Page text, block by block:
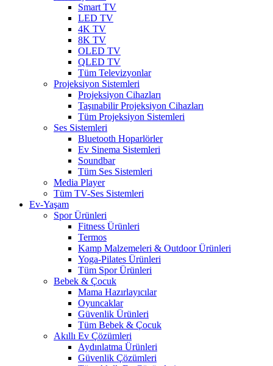
Smart TV
LED TV
4K TV
8K TV
OLED TV
QLED TV
Tüm Televizyonlar
Projeksiyon Sistemleri
Projeksiyon Cihazları
Taşınabilir Projeksiyon Cihazları
Tüm Projeksiyon Sistemleri
Ses Sistemleri
Bluetooth Hoparlörler
Ev Sinema Sistemleri
Soundbar
Tüm Ses Sistemleri
Media Player
Tüm TV-Ses Sistemleri
Ev-Yaşam
Spor Ürünleri
Fitness Ürünleri
Termos
Kamp Malzemeleri & Outdoor Ürünleri
Yoga-Pilates Ürünleri
Tüm Spor Ürünleri
Bebek & Çocuk
Mama Hazırlayıcılar
Oyuncaklar
Güvenlik Ürünleri
Tüm Bebek & Çocuk
Akıllı Ev Çözümleri
Aydınlatma Ürünleri
Güvenlik Çözümleri